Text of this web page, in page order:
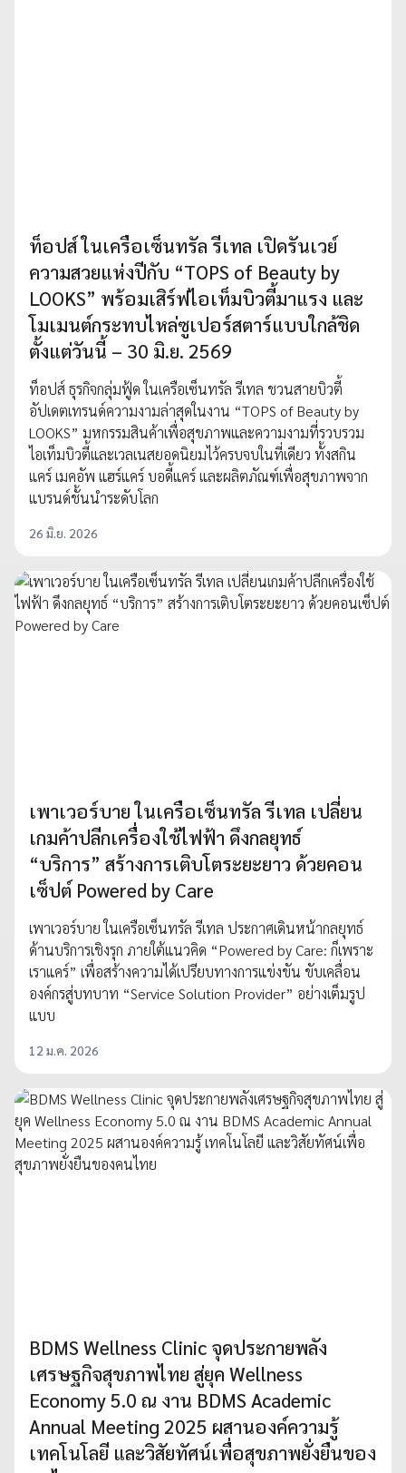
ท็อปส์ ในเครือเซ็นทรัล รีเทล เปิดรันเวย์
ความสวยแห่งปีกับ “TOPS of Beauty by
LOOKS” พร้อมเสิร์ฟไอเท็มบิวตี้มาแรง และ
โมเมนต์กระทบไหล่ซูเปอร์สตาร์แบบใกล้ชิด
ตั้งแต่วันนี้ – 30 มิ.ย. 2569
ท็อปส์ ธุรกิจกลุ่มฟู้ด ในเครือเซ็นทรัล รีเทล ชวนสายบิวตี้
อัปเดตเทรนด์ความงามล่าสุดในงาน “TOPS of Beauty by
LOOKS” มหกรรมสินค้าเพื่อสุขภาพและความงามที่รวบรวม
ไอเท็มบิวตี้และเวลเนสยอดนิยมไว้ครบจบในที่เดียว ทั้งสกิน
แคร์ เมคอัพ แฮร์แคร์ บอดี้แคร์ และผลิตภัณฑ์เพื่อสุขภาพจาก
แบรนด์ชั้นนำระดับโลก
26 มิ.ย. 2026
เพาเวอร์บาย ในเครือเซ็นทรัล รีเทล เปลี่ยน
เกมค้าปลีกเครื่องใช้ไฟฟ้า ดึงกลยุทธ์
“บริการ” สร้างการเติบโตระยะยาว ด้วยคอน
เซ็ปต์ Powered by Care
เพาเวอร์บาย ในเครือเซ็นทรัล รีเทล ประกาศเดินหน้ากลยุทธ์
ด้านบริการเชิงรุก ภายใต้แนวคิด “Powered by Care: ก็เพราะ
เราแคร์” เพื่อสร้างความได้เปรียบทางการแข่งขัน ขับเคลื่อน
องค์กรสู่บทบาท “Service Solution Provider” อย่างเต็มรูป
แบบ
12 ม.ค. 2026
BDMS Wellness Clinic จุดประกายพลัง
เศรษฐกิจสุขภาพไทย สู่ยุค Wellness
Economy 5.0 ณ งาน BDMS Academic
Annual Meeting 2025 ผสานองค์ความรู้
เทคโนโลยี และวิสัยทัศน์เพื่อสุขภาพยั่งยืนของ